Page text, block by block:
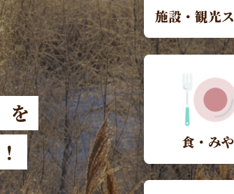
を
施設・観光
食・み